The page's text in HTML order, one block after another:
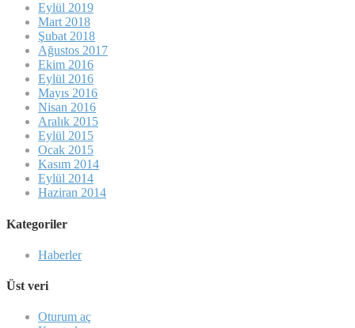
Eylül 2019
Mart 2018
Şubat 2018
Ağustos 2017
Ekim 2016
Eylül 2016
Mayıs 2016
Nisan 2016
Aralık 2015
Eylül 2015
Ocak 2015
Kasım 2014
Eylül 2014
Haziran 2014
Kategoriler
Haberler
Üst veri
Oturum aç